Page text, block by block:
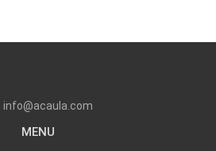
info@acaula.com
MENU